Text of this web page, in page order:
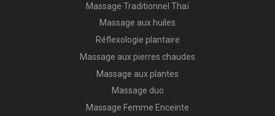
Massage Traditionnel Thaï
Massage aux huiles
Réflexologie plantaire
Massage aux pierres chaudes
Massage aux plantes
Massage duo
Massage Femme Enceinte